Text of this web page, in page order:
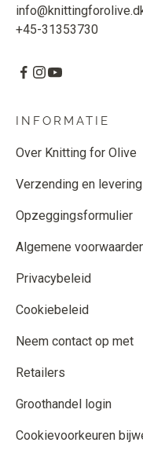
+45-31353730
INFORMATIE
Over Knitting for Olive
Verzending en levering
Opzeggingsformulier
Algemene
Privacybeleid
Cookiebeleid
Neem contact op met
Retailers
Groothandel login
Cookievoorkeuren